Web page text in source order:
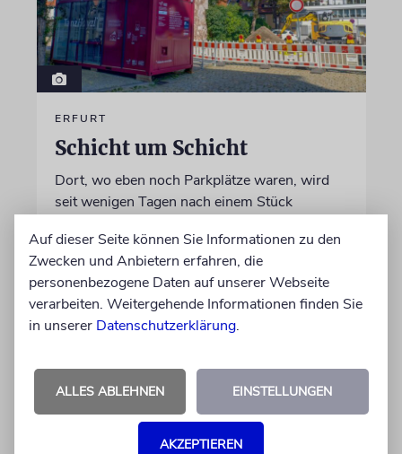
ERFURT
Schicht um Schicht
Dort, wo eben noch Parkplätze waren, wird
seit wenigen Tagen nach einem Stück
Bagger, dann von Hand
von Katrin Richter
05.08.2026
Auf dieser Seite können Sie Informationen zu den
Zwecken und Anbietern erfahren, die
personenbezogene Daten auf unserer Webseite
verarbeiten. Weitergehende Informationen finden Sie
in unserer Datenschutzerklärung.
ALLES ABLEHNEN EINSTELLUNGEN
AKZEPTIEREN